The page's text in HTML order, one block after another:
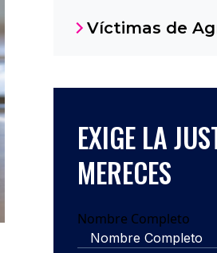
Víctimas de
EXIGE LA
MERECES
Nombre Completo